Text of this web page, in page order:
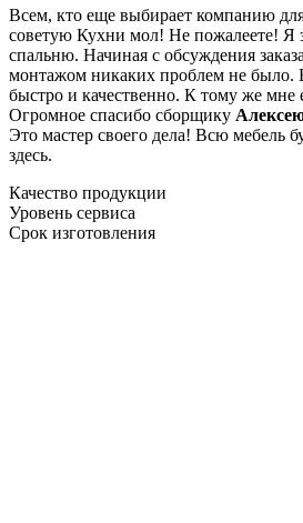
Всем, кто еще выбирает компанию
советую Кухни мол! Не пожалеете! Я
спальню. Начиная с обсуждения
монтажом никаких проблем не было.
быстро и качественно. К тому же мне
Огромное спасибо сборщику
Это мастер своего дела! Всю мебель
здесь.
Качество продукции
Уровень сервиса
Срок изготовления